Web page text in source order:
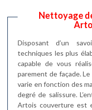
Nettoyage
Disposant d’un
techniques les plus
capable de vous
parement de façade.
varie en fonction des
degré de salissure.
Artois couverture est